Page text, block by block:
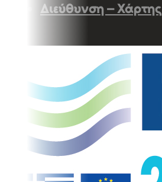
Διεύθυνση – Χάρτης